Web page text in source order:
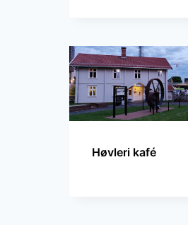
Høvleri kafé